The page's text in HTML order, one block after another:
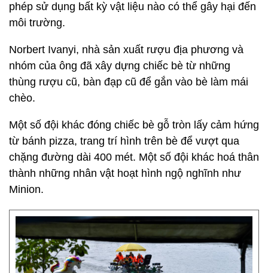
phép sử dụng bất kỳ vật liệu nào có thể gây hại đến
môi trường.
Norbert Ivanyi, nhà sản xuất rượu địa phương và
nhóm của ông đã xây dựng chiếc bè từ những
thùng rượu cũ, bàn đạp cũ để gắn vào bè làm mái
chèo.
Một số đội khác đóng chiếc bè gỗ tròn lấy cảm hứng
từ bánh pizza, trang trí hình trên bè để vượt qua
chặng đường dài 400 mét. Một số đội khác hoá thân
thành những nhân vật hoạt hình ngộ nghĩnh như
Minion.